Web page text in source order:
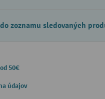
zoznamu sledovaných
50€
údajov